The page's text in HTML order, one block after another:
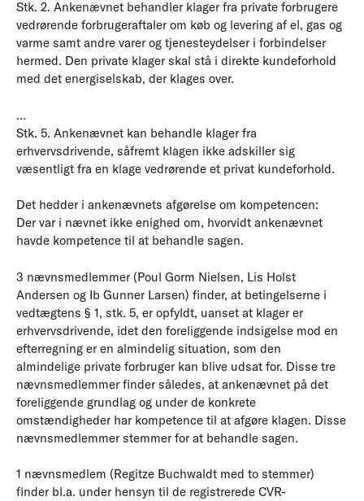
Stk. 2. Ankenævnet behandler klager fra private forbrugere
vedrørende forbrugeraftaler om køb og levering af el, gas og
varme samt andre varer og tjenesteydelser i forbindelser
hermed. Den private klager skal stå i direkte kundeforhold
med det energiselskab, der klages over.
…
Stk. 5. Ankenævnet kan behandle klager fra
erhvervsdrivende, såfremt klagen ikke adskiller sig
væsentligt fra en klage vedrørende et privat kundeforhold.
Det hedder i ankenævnets afgørelse om kompetencen:
Der var i nævnet ikke enighed om, hvorvidt ankenævnet
havde kompetence til at behandle sagen.
3 nævnsmedlemmer (Poul Gorm Nielsen, Lis Holst
Andersen og Ib Gunner Larsen) finder, at betingelserne i
vedtægtens § 1, stk. 5, er opfyldt, uanset at klager er
erhvervsdrivende, idet den foreliggende indsigelse mod en
efterregning er en almindelig situation, som den
almindelige private forbruger kan blive udsat for. Disse tre
nævnsmedlemmer finder således, at ankenævnet på det
foreliggende grundlag og under de konkrete
omstændigheder har kompetence til at afgøre klagen. Disse
nævnsmedlemmer stemmer for at behandle sagen.
1 nævnsmedlem (Regitze Buchwaldt med to stemmer)
finder bl.a. under hensyn til de registrerede CVR-